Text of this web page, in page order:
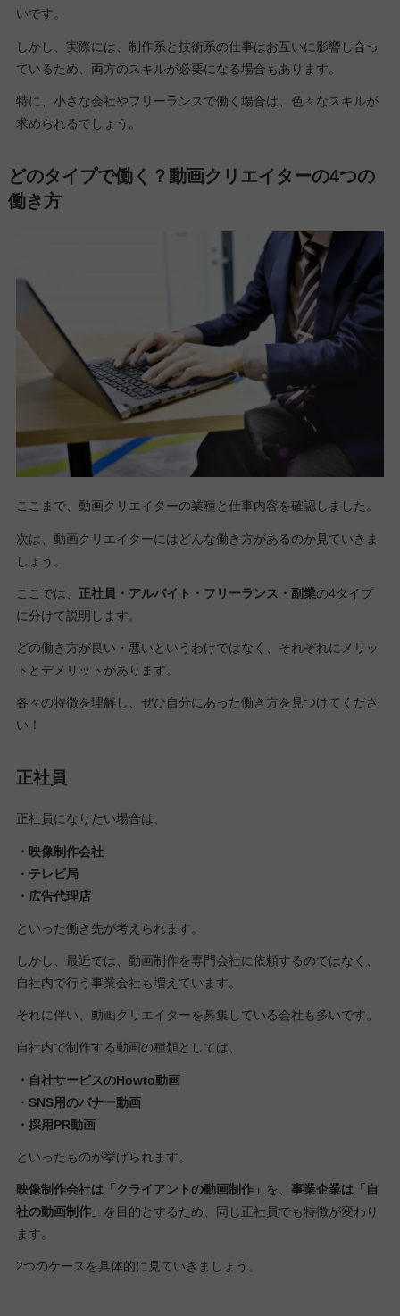
いです。
しかし、実際には、制作系と技術系の仕事はお互いに影響し合っ
ているため、両方のスキルが必要になる場合もあります。
特に、小さな会社やフリーランスで働く場合は、色々なスキルが
求められるでしょう。
どのタイプで働く？動画クリエイターの4つの
働き方
ここまで、動画クリエイターの業種と仕事内容を確認しました。
次は、動画クリエイターにはどんな働き方があるのか見ていきま
しょう。
ここでは、 正社員・アルバイト・フリーランス・副業の4タイプ
に分けて説明します。
どの働き方が良い・悪いというわけではなく、それぞれにメリッ
トとデメリットがあります。
各々の特徴を理解し、ぜひ自分にあった働き方を見つけてくださ
い！
正社員
正社員になりたい場合は、
・映像制作会社
・テレビ局
・広告代理店
といった働き先が考えられます。
しかし、最近では、動画制作を専門会社に依頼するのではなく、
自社内で行う事業会社も増えています。
それに伴い、動画クリエイターを募集している会社も多いです。
自社内で制作する動画の種類としては、
・自社サービスのHowto動画
・SNS用のバナー動画
・採用PR動画
といったものが挙げられます。
映像制作会社は「クライアントの動画制作」 を、 事業企業は「自
社の動画制作」
を目的とするため、同じ正社員でも特徴が変わり
ます。
2つのケースを具体的に見ていきましょう。